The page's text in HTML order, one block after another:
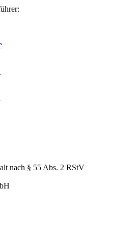
nach § 55 Abs. 2 RStV